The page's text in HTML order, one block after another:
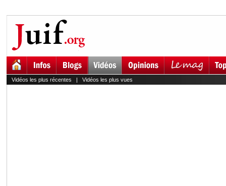
Vidéos les plus récentes | Vidéos les plus vues